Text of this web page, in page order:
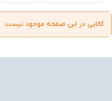
کالایی در این صفحه موجود نیست